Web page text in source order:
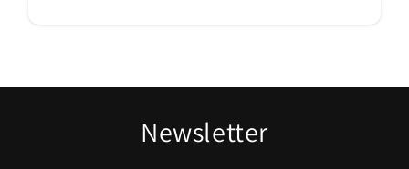
Newsletter